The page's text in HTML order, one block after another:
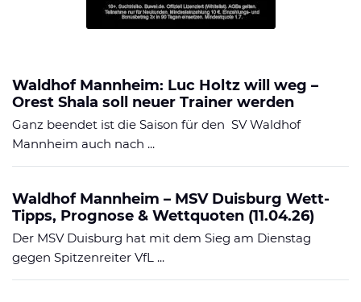
Waldhof Mannheim: Luc Holtz will weg –
Orest Shala soll neuer Trainer werden
Ganz beendet ist die Saison für den SV Waldhof
Mannheim auch nach ...
Waldhof Mannheim – MSV Duisburg Wett-
Tipps, Prognose & Wettquoten (11.04.26)
Der MSV Duisburg hat mit dem Sieg am Dienstag
gegen Spitzenreiter VfL ...